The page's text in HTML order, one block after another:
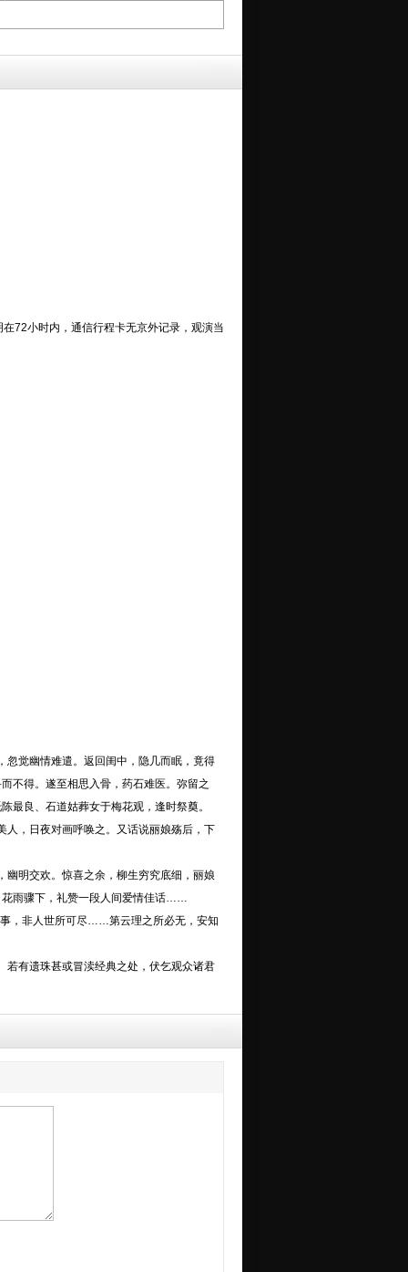
72小时内，通信行程卡无京外记录，观演当
觉幽情难遣。返回闺中，隐几而眠，竟得
不得。遂至相思入骨，药石难医。弥留之
最良、石道姑葬女于梅花观，逢时祭奠。
，日夜对画呼唤之。又话说丽娘殇后，下
明交欢。惊喜之余，柳生穷究底细，丽娘
花雨骤下，礼赞一段人间爱情佳话……
，非人世所可尽……第云理之所必无，安知
有遗珠甚或冒渎经典之处，伏乞观众诸君